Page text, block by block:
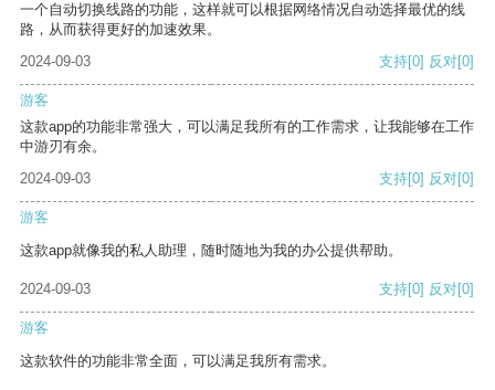
一个自动切换线路的功能，这样就可以根据网络情况自动选择最优的线
路，从而获得更好的加速效果。
2024-09-03
支持[0] 反对[0]
游客
这款app的功能非常强大，可以满足我所有的工作需求，让我能够在工作
中游刃有余。
2024-09-03
支持[0] 反对[0]
游客
这款app就像我的私人助理，随时随地为我的办公提供帮助。
2024-09-03 支持[0] 反对[0]
游客
这款软件的功能非常全面，可以满足我所有需求。